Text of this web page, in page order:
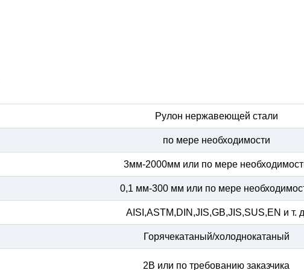
Рулон нержавеющей стали
по мере необходимости
3мм-2000мм или по мере
0,1 мм-300 мм или по мере
AISI,ASTM,DIN,JIS,GB,JIS,SUS,EN и т.
Горячекатаный/холоднокатаный
2B или по требованию заказчика